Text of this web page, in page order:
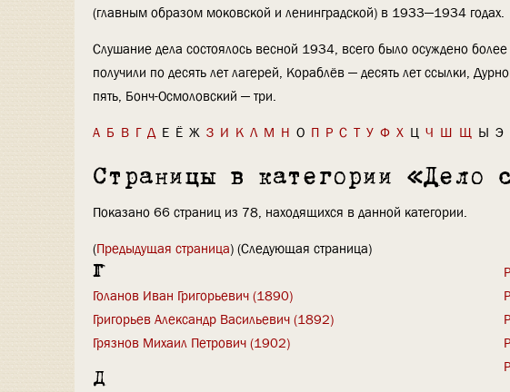
(главным образом моковской и ленинградской) в 1933—1934 годах.
Слушание дела состоялось весной 1934, всего было осуждено
получили по десять лет лагерей, Кораблёв — десять лет ссылки,
пять, Бонч-Осмоловский — три.
А Б В Г Д Е Ё Ж З И К Л М Н О П Р С Т У Ф Х Ц Ч Ш Щ Ы Э
Страницы в категории «Дело
Показано 66 страниц из 78, находящихся в данной категории.
(Предыдущая страница) (Следующая страница)
Г
Голанов Иван Григорьевич (1890)
Григорьев Александр Васильевич (1892)
Грязнов Михаил Петрович (1902)
Д